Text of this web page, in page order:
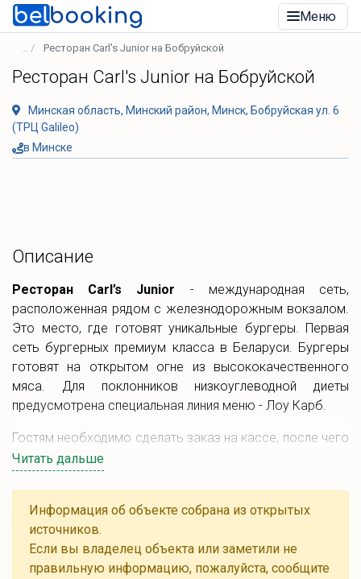
Меню
Ресторан Carl's Junior на Бобруйской
Ресторан Carl's Junior на Бобруйской
Минская область, Минский район, Минск, Бобруйская ул. 6
(ТРЦ Galileo)
в Минске
Описание
Ресторан Carl’s Junior - международная сеть,
расположенная рядом с железнодорожным вокзалом.
Это место, где готовят уникальные бургеры. Первая
сеть бургерных премиум класса в Беларуси. Бургеры
готовят на открытом огне из высококачественного
мяса. Для поклонников низкоуглеводной диеты
предусмотрена специальная линия меню - Лоу Карб.
Гостям необходимо сделать заказ на кассе, после чего
блюда принесут к столику.
Читать дальше
Информация об объекте собрана из открытых
источников.
Если вы владелец объекта или заметили не
правильную информацию, пожалуйста, сообщите